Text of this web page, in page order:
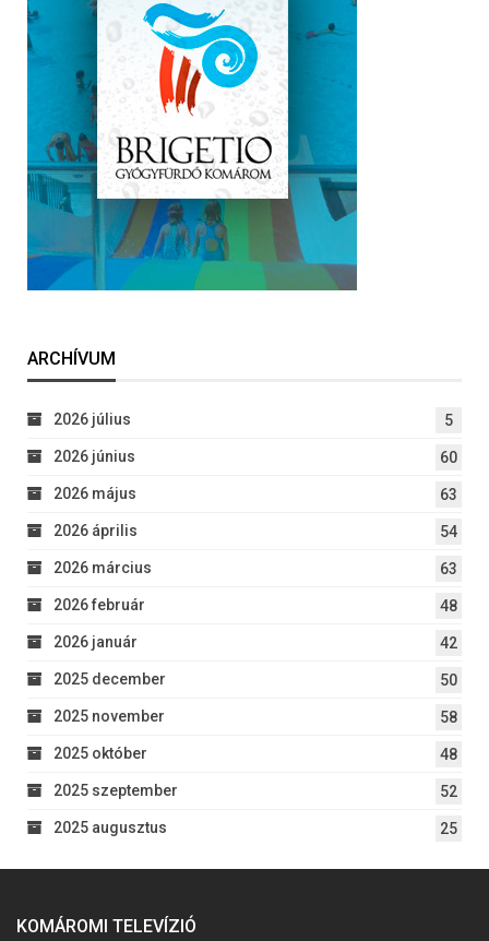
ARCHÍVUM
2026 július 5
2026 június 60
2026 május 63
2026 április 54
2026 március 63
2026 február 48
2026 január 42
2025 december 50
2025 november 58
2025 október 48
2025 szeptember 52
2025 augusztus 25
KOMÁROMI TELEVÍZIÓ